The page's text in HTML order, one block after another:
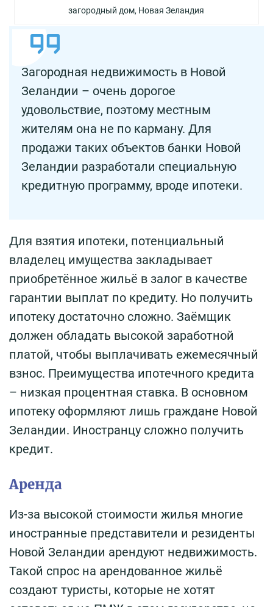
загородный дом, Новая Зеландия
Загородная недвижимость в Новой
Зеландии – очень дорогое
удовольствие, поэтому местным
жителям она не по карману. Для
продажи таких объектов банки Новой
Зеландии разработали специальную
кредитную программу, вроде ипотеки.
Для взятия ипотеки, потенциальный
владелец имущества закладывает
приобретённое жильё в залог в качестве
гарантии выплат по кредиту. Но получить
ипотеку достаточно сложно. Заёмщик
должен обладать высокой заработной
платой, чтобы выплачивать ежемесячный
взнос. Преимущества ипотечного кредита
– низкая процентная ставка. В основном
ипотеку оформляют лишь граждане Новой
Зеландии. Иностранцу сложно получить
кредит.
Аренда
Из-за высокой стоимости жилья многие
иностранные представители и резиденты
Новой Зеландии арендуют недвижимость.
Такой спрос на арендованное жильё
создают туристы, которые не хотят